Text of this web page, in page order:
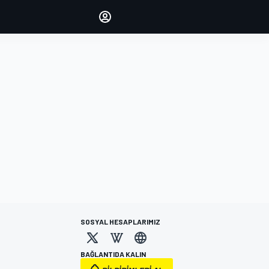
SOSYAL HESAPLARIMIZ
BAĞLANTIDA KALIN